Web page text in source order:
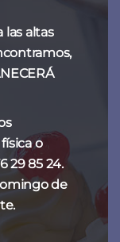
las altas
o
29 85 24.
de